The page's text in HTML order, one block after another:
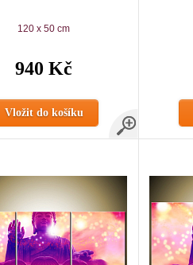
120 x 50 cm
940 Kč
Vložit do košíku